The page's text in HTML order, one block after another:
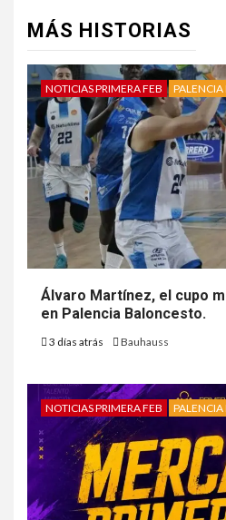
MÁS HISTORIAS
NOTICIAS PRIMERA FEB
Álvaro Martínez, el cupo
en Palencia Baloncesto.
3 días atrás Bauhauss
NOTICIAS PRIMERA FEB